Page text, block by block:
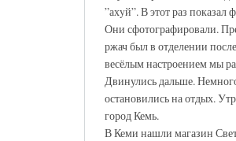
”ахyй”. В этот раз показал
Они сфотографировали.
ржач был в отделении
весёлым настроением мы
Двинулись дальше.
остановились на отдых.
город Кемь.
В Кеми нашли магазин